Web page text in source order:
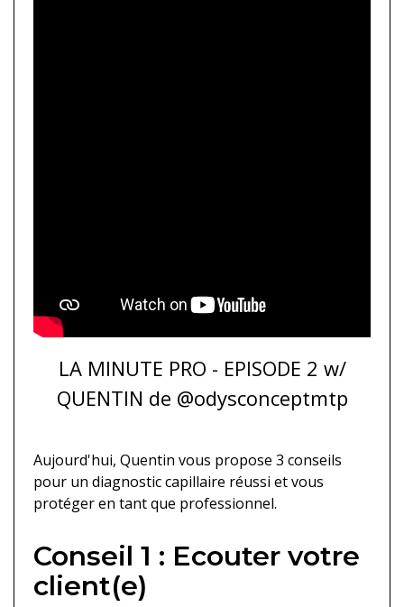
LA MINUTE PRO - EPISODE 2 w/
QUENTIN de @odysconceptmtp
Aujourd'hui, Quentin vous propose 3 conseils
pour un diagnostic capillaire réussi et vous
protéger en tant que professionnel.
Conseil 1 : Ecouter votre
client(e)